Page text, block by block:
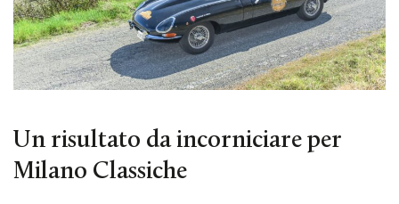
Un risultato da incorniciare per
Milano Classiche